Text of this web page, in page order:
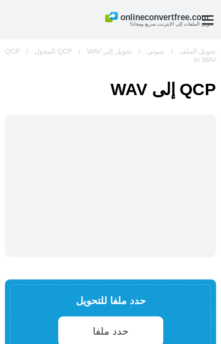
تحويل الملفات إلى الإنترنت سريع ومجانا!
تحويل الملف / صوتي / تحويل إلى QCP / WAV المحول /
QCP
to WAV
QCP إلى WAV
حدد ملفا للتحويل
حدد ملفا